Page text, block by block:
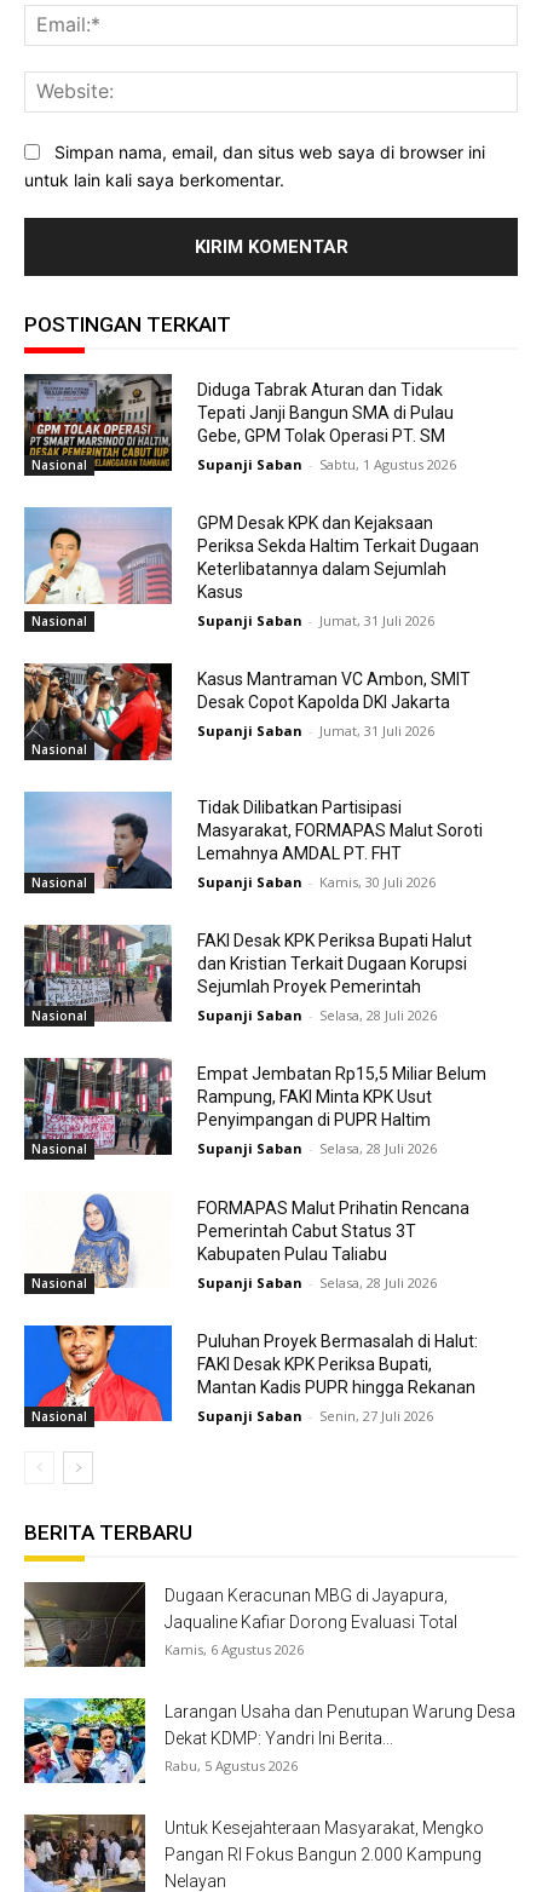
Simpan nama, email, dan situs web saya di browser ini
untuk lain kali saya berkomentar.
POSTINGAN TERKAIT
Nasional
Diduga Tabrak Aturan dan Tidak
Tepati Janji Bangun SMA di Pulau
Gebe, GPM Tolak Operasi PT. SM
Supanji Saban - Sabtu, 1 Agustus 2026
Nasional
GPM Desak KPK dan Kejaksaan
Periksa Sekda Haltim Terkait Dugaan
Keterlibatannya dalam Sejumlah
Kasus
Supanji Saban - Jumat, 31 Juli 2026
Nasional
Kasus Mantraman VC Ambon, SMIT
Desak Copot Kapolda DKI Jakarta
Supanji Saban - Jumat, 31 Juli 2026
Nasional
Tidak Dilibatkan Partisipasi
Masyarakat, FORMAPAS Malut Soroti
Lemahnya AMDAL PT. FHT
Supanji Saban - Kamis, 30 Juli 2026
Nasional
FAKI Desak KPK Periksa Bupati Halut
dan Kristian Terkait Dugaan Korupsi
Sejumlah Proyek Pemerintah
Supanji Saban - Selasa, 28 Juli 2026
Nasional
Empat Jembatan Rp15,5 Miliar Belum
Rampung, FAKI Minta KPK Usut
Penyimpangan di PUPR Haltim
Supanji Saban - Selasa, 28 Juli 2026
Nasional
FORMAPAS Malut Prihatin Rencana
Pemerintah Cabut Status 3T
Kabupaten Pulau Taliabu
Supanji Saban - Selasa, 28 Juli 2026
Nasional
Puluhan Proyek Bermasalah di Halut:
FAKI Desak KPK Periksa Bupati,
Mantan Kadis PUPR hingga Rekanan
Supanji Saban - Senin, 27 Juli 2026
BERITA TERBARU
Dugaan Keracunan MBG di Jayapura,
Jaqualine Kafiar Dorong Evaluasi Total
Kamis, 6 Agustus 2026
Larangan Usaha dan Penutupan Warung Desa
Dekat KDMP: Yandri Ini Berita...
Rabu, 5 Agustus 2026
Untuk Kesejahteraan Masyarakat, Mengko
Pangan RI Fokus Bangun 2.000 Kampung
Nelayan